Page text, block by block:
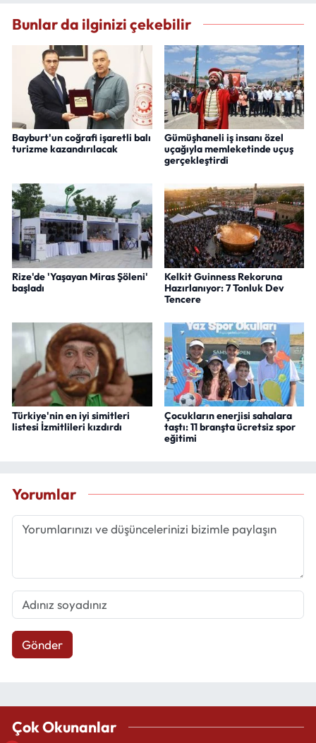
Bunlar da ilginizi çekebilir
Bayburt'un coğrafi işaretli balı
turizme kazandırılacak
Gümüşhaneli iş insanı özel
uçağıyla memleketinde uçuş
gerçekleştirdi
Rize'de 'Yaşayan Miras Şöleni'
başladı
Kelkit Guinness Rekoruna
Hazırlanıyor: 7 Tonluk Dev
Tencere
Türkiye'nin en iyi simitleri
listesi İzmitlileri kızdırdı
Çocukların enerjisi sahalara
taştı: 11 branşta ücretsiz spor
eğitimi
Yorumlar
Gönder
Çok Okunanlar